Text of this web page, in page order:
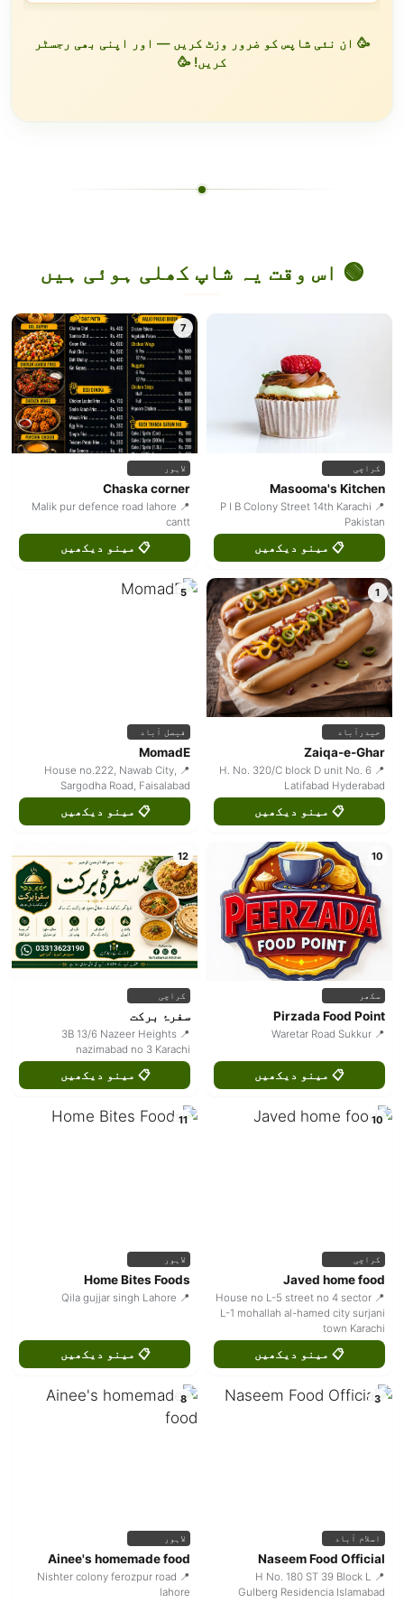
🥳 ان نئی شاپس کو ضرور وزٹ کریں — اور اپنی بھی رجسٹر
کریں! 🥳
🟢 اس وقت یہ شاپ کھلی ہوئی ہیں
کراچی
Masooma's Kitchen
📍 P I B Colony Street 14th Karachi
Pakistan
📋 مینو دیکھیں
7
لاہور
Chaska corner
📍 Malik pur defence road lahore
cantt
📋 مینو دیکھیں
1
حیدرآباد
Zaiqa-e-Ghar
📍 H. No. 320/C block D unit No. 6
Latifabad Hyderabad
📋 مینو دیکھیں
5
فیصل آباد
MomadE
📍 House no.222, Nawab City,
Sargodha Road, Faisalabad
📋 مینو دیکھیں
10
سکھر
Pirzada Food Point
📍 Waretar Road Sukkur
📋 مینو دیکھیں
12
کراچی
سفرۂ برکت
📍 3B 13/6 Nazeer Heights
nazimabad no 3 Karachi
📋 مینو دیکھیں
10
کراچی
Javed home food
📍 House no L-5 street no 4 sector
L-1 mohallah al-hamed city surjani
town Karachi
📋 مینو دیکھیں
11
لاہور
Home Bites Foods
📍 Qila gujjar singh Lahore
📋 مینو دیکھیں
3
اسلام آباد
Naseem Food Official
📍 H No. 180 ST 39 Block L
Gulberg Residencia Islamabad
8
لاہور
Ainee's homemade food
📍 Nishter colony ferozpur road
lahore